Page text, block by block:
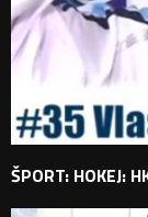
ŠPORT: HOKEJ: